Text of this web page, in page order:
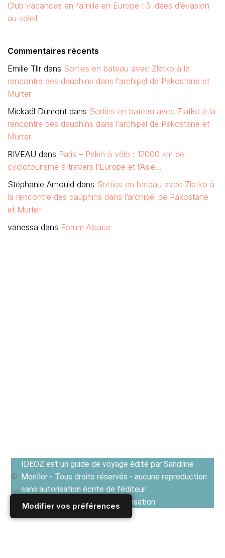
Modifier vos préférences
Club vacances en famille en Europe : 5 idées d’évasion
au soleil
Commentaires récents
Emilie Tllr dans Sorties en bateau avec Zlatko à la
rencontre des dauphins dans l’archipel de Pakostane et
Murter
Mickaël Dumont dans Sorties en bateau avec Zlatko à la
rencontre des dauphins dans l’archipel de Pakostane et
Murter
RIVEAU dans Paris – Pekin à vélo : 12000 km de
cyclotourisme à travers l’Europe et l’Asie…
Stéphanie Arnould dans Sorties en bateau avec Zlatko à
la rencontre des dauphins dans l’archipel de Pakostane
et Murter
vanessa dans Forum Alsace
IDEOZ est un guide de voyage édité par Sandrine
Monllor - Tous droits réservés - aucune reproduction
sans autorisation écrite de l'éditeur
Voir les Conditions générales d'utilisation